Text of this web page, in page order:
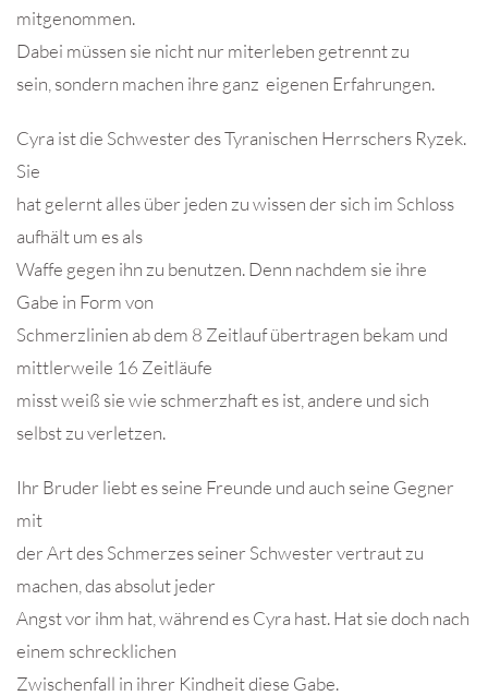
mitgenommen.
Dabei müssen sie nicht nur miterleben getrennt zu
sein, sondern machen ihre ganz eigenen Erfahrungen.
Cyra ist die Schwester des Tyranischen Herrschers Ryzek.
Sie
hat gelernt alles über jeden zu wissen der sich im Schloss
aufhält um es als
Waffe gegen ihn zu benutzen. Denn nachdem sie ihre
Gabe in Form von
Schmerzlinien ab dem 8 Zeitlauf übertragen bekam und
mittlerweile 16 Zeitläufe
misst weiß sie wie schmerzhaft es ist, andere und sich
selbst zu verletzen.
Ihr Bruder liebt es seine Freunde und auch seine Gegner
mit
der Art des Schmerzes seiner Schwester vertraut zu
machen, das absolut jeder
Angst vor ihm hat, während es Cyra hast. Hat sie doch nach
einem schrecklichen
Zwischenfall in ihrer Kindheit diese Gabe.